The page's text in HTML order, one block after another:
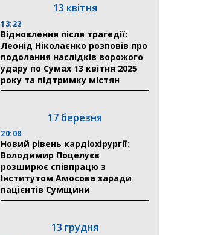
13 квітня
13:22
Відновлення після трагедії:
Леонід Ніколаєнко розповів про
подолання наслідків ворожого
удару по Сумах 13 квітня 2025
року та підтримку містян
17 березня
20:08
Новий рівень кардіохірургії:
Володимир Поцелуєв
розширює співпрацю з
Інститутом Амосова заради
пацієнтів Сумщини
13 грудня